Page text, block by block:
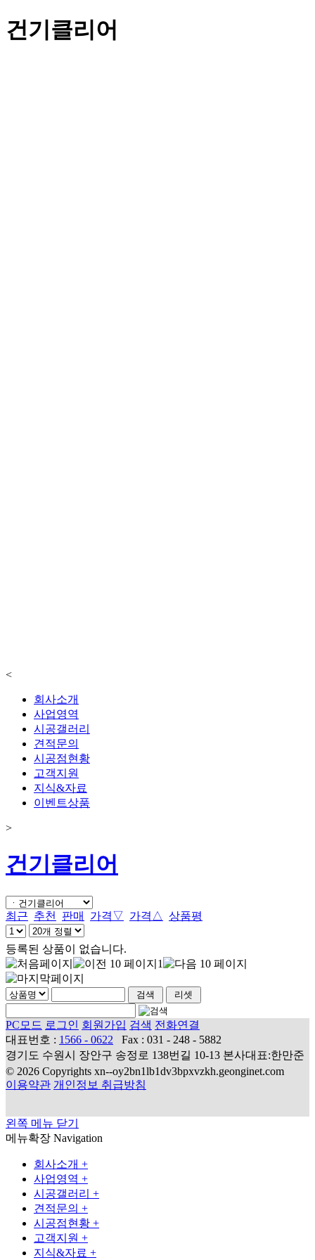
건기클리어
<
회사소개
사업영역
시공갤러리
견적문의
시공점현황
고객지원
지식&자료
이벤트상품
>
건기클리어
최근 추천 판매 가격▽ 가격△ 상품평
등록된 상품이 없습니다.
1
PC모드 로그인 회원가입 검색 전화연결
대표번호 : 1566 - 0622
Fax : 031 - 248 - 5882
경기도 수원시 장안구 송정로 138번길 10-13 본사대표:한만준
© 2026 Copyrights xn--oy2bn1lb1dv3bpxvzkh.geonginet.com
이용약관 개인정보 취급방침
왼쪽 메뉴 닫기
메뉴확장 Navigation
회사소개 +
사업영역 +
시공갤러리 +
견적문의 +
시공점현황 +
고객지원 +
지식&자료 +